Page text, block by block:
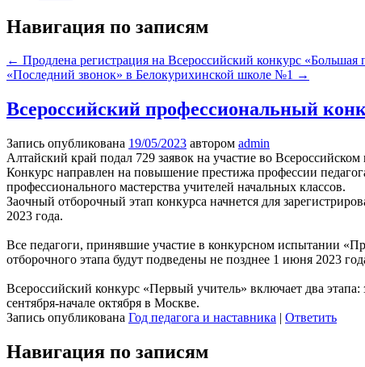
Навигация по записям
← Продлена регистрация на Всероссийский конкурс «Большая
«Последний звонок» в Белокурихинской школе №1 →
Всероссийский профессиональный
Запись опубликована 19/05/2023 автором admin
Алтайский край подал 729 заявок на участие во
Конкурс направлен на повышение престижа профессии
профессионального мастерства учителей начальных классов.
Заочный отборочный этап конкурса начнется для
2023 года.
Все педагоги, принявшие участие в конкурсном испытании
отборочного этапа будут подведены не позднее 1 июня 2023
Всероссийский конкурс «Первый учитель» включает два
сентября-начале октября в Москве.
Запись опубликована Год педагога и наставника | Ответить
Навигация по записям